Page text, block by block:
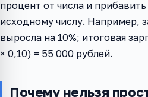
процент от числа и
исходному числу. Например,
выросла на 10%; итоговая
× 0,10) = 55 000 рублей.
Почему нельзя